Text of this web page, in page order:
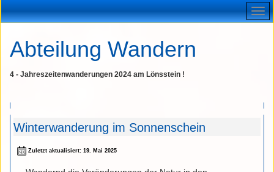
Abteilung Wandern
4 - Jahreszeitenwanderungen 2024 am Lönsstein !
Winterwanderung im Sonnenschein
Zuletzt aktualisiert: 19. Mai 2025